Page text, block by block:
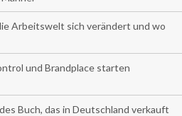
Arbeitswelt sich verändert und wo
und Brandplace starten
Buch, das in Deutschland verkauft